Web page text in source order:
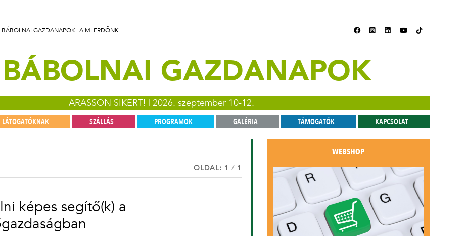
BÁBOLNAI GAZDANAPOK A MI ERDŐNK
GAZDANAPOK
ARASSON SIKERT! | 2026. szeptember 10-12.
LÁTOGATÓKNAK SZÁLLÁS PROGRAMOK GALÉRIA TÁMOGATÓK KAPCSOLAT
OLDAL: 1 / 1
képes segítő(k) a
WEBSHOP